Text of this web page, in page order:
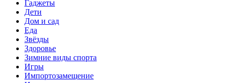
Гаджеты
Дети
Дом и сад
Еда
Звёзды
Здоровье
Зимние виды спорта
Игры
Импортозамещение